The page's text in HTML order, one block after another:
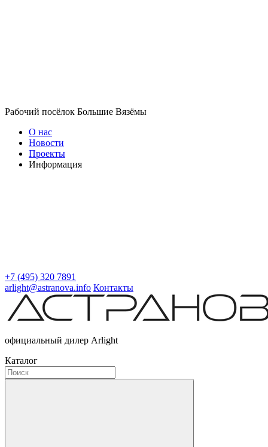
Рабочий посёлок Большие Вязёмы
О нас
Новости
Проекты
Информация
+7 (495) 320 7891
arlight@astranova.info Контакты
официальный дилер Arlight
Каталог